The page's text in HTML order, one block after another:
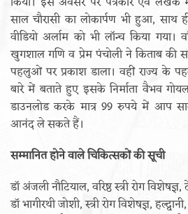
साल चौरासी का लोकार्पण भी हुआ, साथ
वीडियो अर्लाम को भी लॉन्च किया
खुगशाल गणि व प्रेम पंचोली ने किताब की
पहलुओं पर प्रकाश डाला। वहीं राज्य के
बारे में बताते हुए इसके निर्माता वैभव
डाउनलोड करके मात्र 99 रुपये में आप
आनंद ले सकते हैं।
सम्मानित होने वाले चिकित्सकों की सूची
डॉ अंजली नौटियाल, वरिष्ठ स्त्री रोग विशेषज्ञ,
डॉ भागीरथी जोशी, स्त्री रोग विशेषज्ञ,